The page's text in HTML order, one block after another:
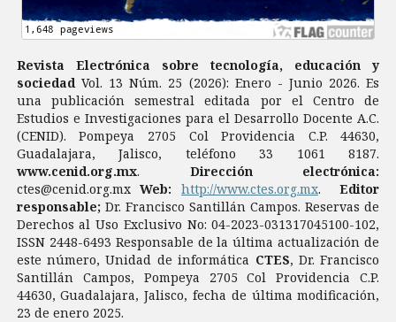
Revista Electrónica sobre tecnología, educación y
sociedad Vol. 13 Núm. 25 (2026): Enero - Junio 2026. Es
una publicación semestral editada por el Centro de
Estudios e Investigaciones para el Desarrollo Docente A.C.
(CENID). Pompeya 2705 Col Providencia C.P. 44630,
Guadalajara, Jalisco, teléfono 33 1061 8187.
www.cenid.org.mx. Dirección electrónica:
ctes@cenid.org.mxWeb: http://www.ctes.org.mx. Editor
responsable; Dr. Francisco Santillán Campos. Reservas de
Derechos al Uso Exclusivo No: 04-2023-031317045100-102,
ISSN 2448-6493 Responsable de la última actualización de
este número, Unidad de informática CTES, Dr. Francisco
Santillán Campos, Pompeya 2705 Col Providencia C.P.
44630, Guadalajara, Jalisco, fecha de última modificación,
23 de enero 2025.